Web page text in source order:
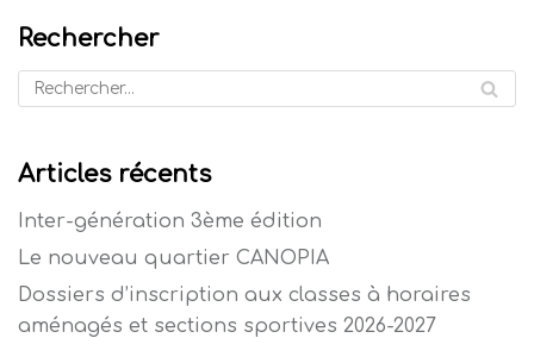
Rechercher
Articles récents
Inter-génération 3ème édition
Le nouveau quartier CANOPIA
Dossiers d’inscription aux classes à horaires
aménagés et sections sportives 2026-2027